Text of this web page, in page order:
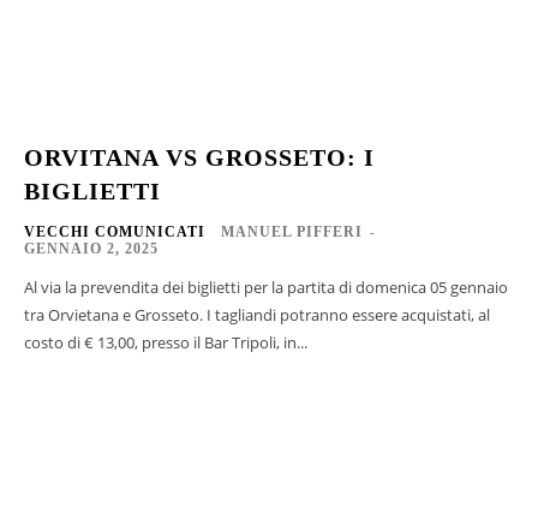
ORVITANA VS GROSSETO: I
BIGLIETTI
VECCHI COMUNICATI MANUEL PIFFERI -
GENNAIO 2, 2025
Al via la prevendita dei biglietti per la partita di domenica 05 gennaio
tra Orvietana e Grosseto. I tagliandi potranno essere acquistati, al
costo di € 13,00, presso il Bar Tripoli, in...